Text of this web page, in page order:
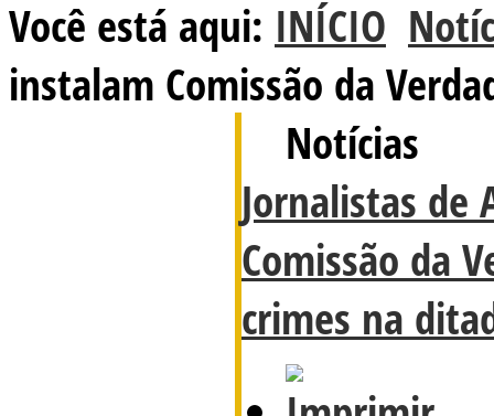
Você está aqui: INÍCIO
instalam Comissão da
Notícias
Jornalistas de
Comissão da
crimes na